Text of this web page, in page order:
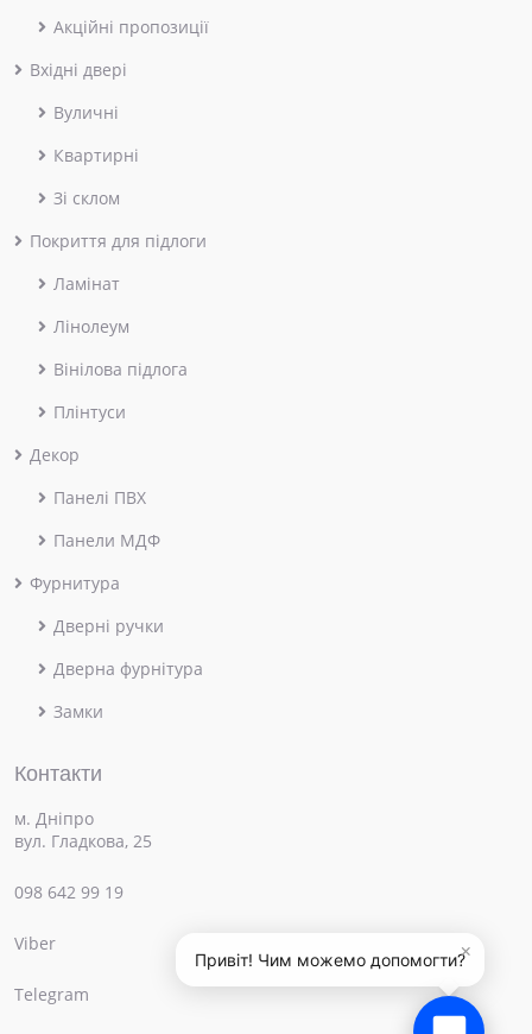
×
Привіт! Чим можемо допомогти?
Акційні пропозиції
Вхідні двері
Вуличні
Квартирні
Зі склом
Покриття для підлоги
Ламінат
Лінолеум
Вінілова підлога
Плінтуси
Декор
Панелі ПВХ
Панели МДФ
Фурнитура
Дверні ручки
Дверна фурнітура
Замки
Контакти
м. Дніпро
вул. Гладкова, 25
098 642 99 19
Viber
Telegram